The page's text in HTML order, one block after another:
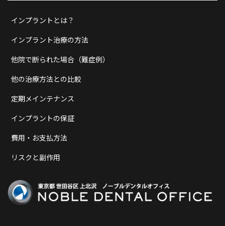
インプラントとは？
インプラント治療の方法
他院で断られた場合（難症例）
他の治療方法との比較
定期メインテナンス
インプラントの保証
費用・お支払方法
リスクと副作用